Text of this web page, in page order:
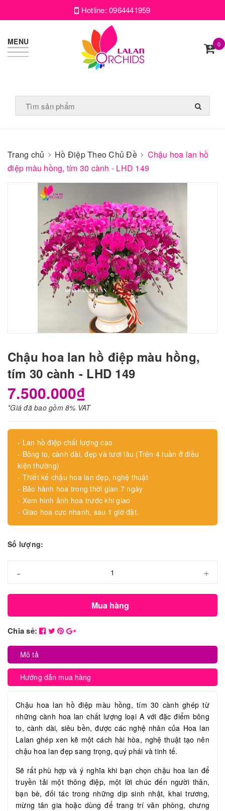
Hotline:0964441959
MENU 0
Trang chủ Hồ Điệp Theo Chủ Đề
Chậu hoa lan hồ
điệp màu hồng, tím 30 cành - LHD 149
Chậu hoa lan hồ điệp màu hồng,
tím 30 cành - LHD 149
7.500.000₫
*Giá đã bao gồm 8% VAT
- Lan hồ điệp chất lượng cao
- Bông to, cành dài, đẹp và tươi lâu (Trên 4 tuần ở điều
kiện thường)
- Thiết kế chậu hoa lan đẹp, nghệ thuật
- Bảo hành hoa trong thời gian 7 ngày
- Xem hình ảnh hoa trước khi giao
- Giao hoa cực nhanh, sau 1 giờ đặt.
Số lượng:
- +
Mua hàng
Chia sẻ:
Mô tả
Hướng dẫn mua hàng
Chậu hoa lan hồ điệp màu hồng, tím 30 cành ghép từ
những cành hoa lan chất lượng loại A với đặc điểm bông
to, cành dài, siêu bền, được các nghệ nhân của Hoa lan
Lalan ghép xen kẽ một cách hài hòa, nghệ thuật tạo nên
chậu hoa lan đẹp sang trọng, quý phái và tinh tế.
Sẽ rất phù hợp và ý nghĩa khi bạn chọn chậu hoa lan để
truyền tải một thông điệp, một lời chúc đến người thân,
bạn bè, đối tác trong những dịp sinh nhật, khai trương,
mừng tân gia hoặc dùng để trang trí văn phòng, chưng